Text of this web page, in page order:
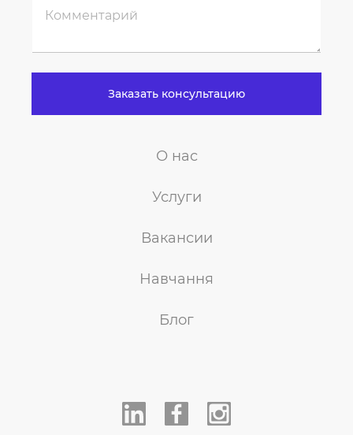
О нас
Услуги
Вакансии
Навчання
Блог
Заказать консультацию